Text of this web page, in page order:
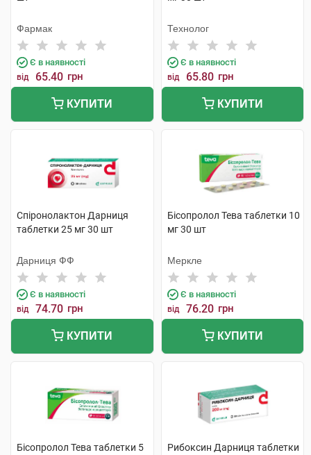
Фармак
Є в наявності
від 65.40 грн
КУПИТИ
Технолог
Є в наявності
від 65.80 грн
КУПИТИ
Спіронолактон Дарниця
таблетки 25 мг 30 шт
Дарниця ФФ
Є в наявності
від 74.70 грн
КУПИТИ
Бісопролол Тева таблетки 10
мг 30 шт
Меркле
Є в наявності
від 76.20 грн
КУПИТИ
Бісопролол Тева таблетки 5
Рибоксин Дарниця таблетки